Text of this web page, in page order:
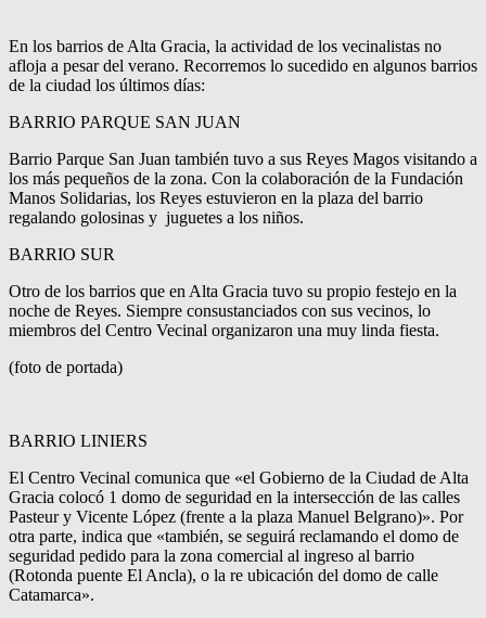
En los barrios de Alta Gracia, la actividad de los vecinalistas no
afloja a pesar del verano. Recorremos lo sucedido en algunos barrios
de la ciudad los últimos días:
BARRIO PARQUE SAN JUAN
Barrio Parque San Juan también tuvo a sus Reyes Magos visitando a
los más pequeños de la zona. Con la colaboración de la Fundación
Manos Solidarias, los Reyes estuvieron en la plaza del barrio
regalando golosinas y juguetes a los niños.
BARRIO SUR
Otro de los barrios que en Alta Gracia tuvo su propio festejo en la
noche de Reyes. Siempre consustanciados con sus vecinos, lo
miembros del Centro Vecinal organizaron una muy linda fiesta.
(foto de portada)
BARRIO LINIERS
El Centro Vecinal comunica que «el Gobierno de la Ciudad de Alta
Gracia colocó 1 domo de seguridad en la intersección de las calles
Pasteur y Vicente López (frente a la plaza Manuel Belgrano)». Por
otra parte, indica que «también, se seguirá reclamando el domo de
seguridad pedido para la zona comercial al ingreso al barrio
(Rotonda puente El Ancla), o la re ubicación del domo de calle
Catamarca».